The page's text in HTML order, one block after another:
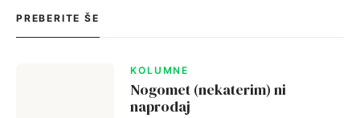
PREBERITE ŠE
KOLUMNE
Nogomet (nekaterim) ni
naprodaj